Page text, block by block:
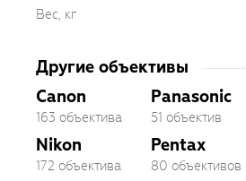
Вес, кг
Другие объективы
Canon
163 объектива
Nikon
172 объектива
Panasonic
51 объектив
Pentax
80 объективов